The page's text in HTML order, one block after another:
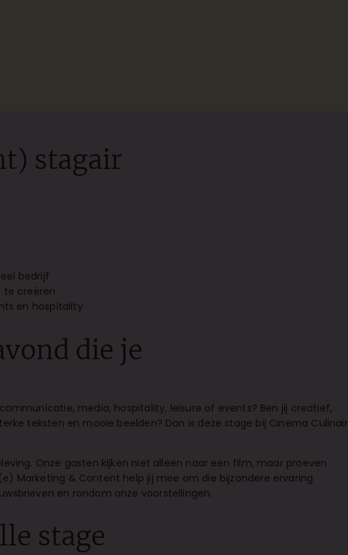
stagair
bedrijf
te creëren
en hospitality
die je
media, hospitality, leisure of events? Ben jij creatief,
teksten en mooie beelden? Dan is deze stage bij Cinema Culinair
Onze gasten kijken niet alleen naar een film, maar proeven
Marketing & Content help jij mee om die bijzondere ervaring
en rondom onze voorstellingen.
stage